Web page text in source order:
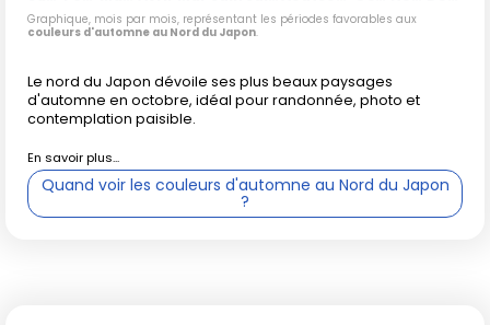
Kyushu
Plus au sud, la saison des couleurs d'automne démarre
plus tardivement. Les premiers signes de changement
n'apparaissent réellement qu'en
phénomène atteint son apogée en
paisibles comme leparc de Shinjuku Gyoen à Tokyo, les
temples de
Mont Fuji
parcs volcaniques
Graphique, mois par mois, représentant les périodes favorables aux
couleurs d'automne au Nord du Japon.
Le nord du Japon dévoile ses plus beaux paysages
d'automne en octobre, idéal pour randonnée, photo et
contemplation paisible.
Quand voir les couleurs d'automne au Nord du Japon
?